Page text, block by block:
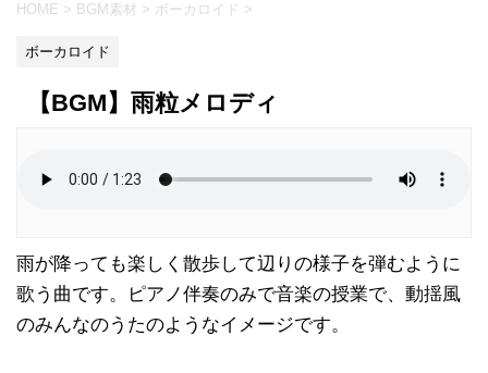
お問合せ
HOME > BGM素材 > ボーカロイド >
ボーカロイド
【BGM】雨粒メロディ
雨が降っても楽しく散歩して辺りの様子を弾むように
歌う曲です。ピアノ伴奏のみで音楽の授業で、動揺風
のみんなのうたのようなイメージです。